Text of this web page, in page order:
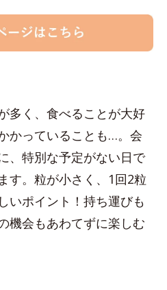
多く、食べることが大好
かっていることも…。会
、特別な予定がない日で
す。粒が小さく、1回2粒
いポイント！持ち運びも
機会もあわてずに楽しむ